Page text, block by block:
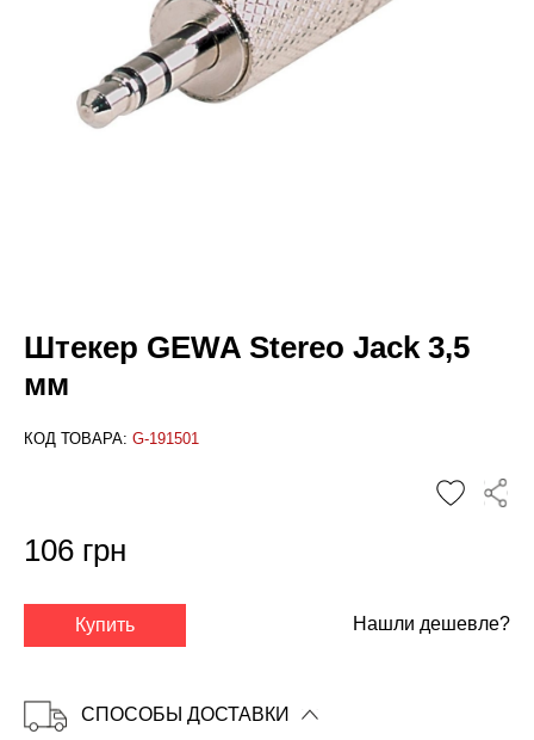
Штекер GEWA Stereo Jack 3,5
мм
КОД ТОВАРА: G-191501
✕
106 грн
Купить Нашли дешевле?
СПОСОБЫ ДОСТАВКИ